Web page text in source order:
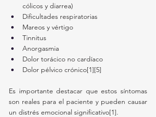
cólicos y diarrea)
Dificultades respiratorias
Mareos y vértigo
Tinnitus
Anorgasmia
Dolor torácico no cardíaco
Dolor pélvico crónico[1][5]
Es importante destacar que estos síntomas
son reales para el paciente y pueden causar
un distrés emocional significativo[1].